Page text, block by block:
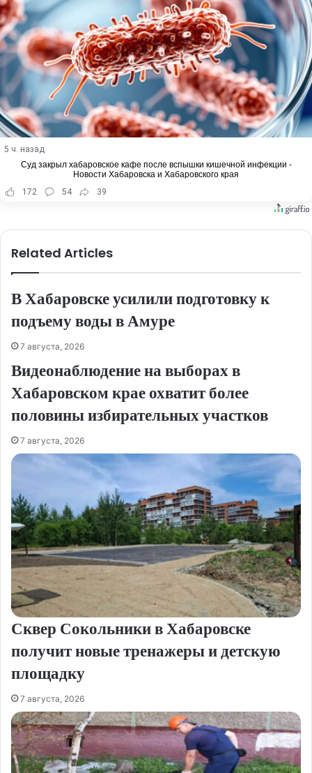
5 ч. назад
Суд закрыл хабаровское кафе после вспышки кишечной инфекции -
Новости Хабаровска и Хабаровского края
172
54 39
Related Articles
В Хабаровске усилили подготовку к
подъему воды в Амуре
7 августа, 2026
Видеонаблюдение на выборах в
Хабаровском крае охватит более
половины избирательных участков
7 августа, 2026
Сквер Сокольники в Хабаровске
получит новые тренажеры и детскую
площадку
7 августа, 2026